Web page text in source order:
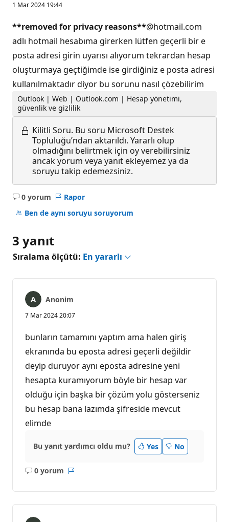
1 Mar 2024 19:44
**removed for privacy reasons**@hotmail.com
adlı hotmail hesabıma girerken lütfen geçerli bir e
posta adresi girin uyarısı alıyorum tekrardan hesap
oluşturmaya geçtiğimde ise girdiğiniz e posta adresi
kullanılmaktadır diyor bu sorunu nasıl çözebilirim
Outlook | Web | Outlook.com | Hesap yönetimi,
güvenlik ve gizlilik
Kilitli Soru. Bu soru Microsoft Destek
Topluluğu’ndan aktarıldı. Yararlı olup
olmadığını belirtmek için oy verebilirsiniz
ancak yorum veya yanıt ekleyemez ya da
soruyu takip edemezsiniz.
0 yorum
Açıklama
yok
Rapor
Ben de aynı soruyu soruyorum
3 yanıt
Sıralama ölçütü: En yararlı
Anonim
7 Mar 2024 20:07
bunların tamamını yaptım ama halen giriş
ekranında bu eposta adresi geçerli değildir
deyip duruyor aynı eposta adresine yeni
hesapta kuramıyorum böyle bir hesap var
olduğu için başka bir çözüm yolu gösterseniz
bu hesap bana lazımda şifreside mevcut
elimde
Bu yanıt yardımcı oldu mu? Yes No
0 yorum
Açıklama